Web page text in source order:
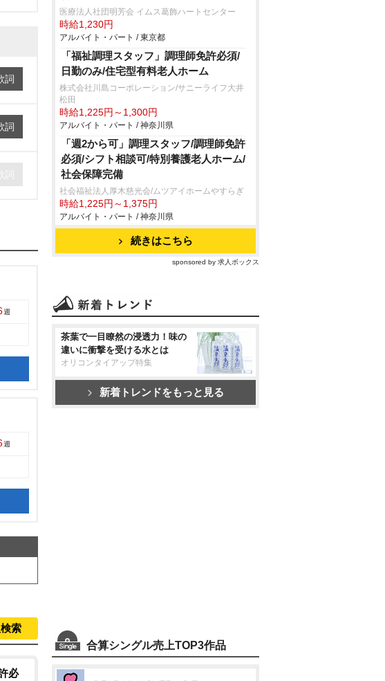
詞
詞
週
週
索
必
医療法人社団明芳会 イムス葛飾ハートセンター
時給1,230円
アルバイト・パート / 東京都
「福祉調理スタッフ」調理師免許必須/
日勤のみ/住宅型有料老人ホーム
株式会社川島コーポレーション/サニーライフ大井
松田
時給1,225円～1,300円
アルバイト・パート / 神奈川県
「週2から可」調理スタッフ/調理師免許
必須/シフト相談可/特別養護老人ホーム/
社会保障完備
社会福祉法人厚木慈光会/ムツアイホームやすらぎ
時給1,225円～1,375円
アルバイト・パート / 神奈川県
続きはこちら
sponsored by 求人ボックス
茶葉で一目瞭然の浸透力！味の
違いに衝撃を受ける水とは
オリコンタイアップ特集
新着トレンドをもっと見る
合算シングル売上TOP3作品